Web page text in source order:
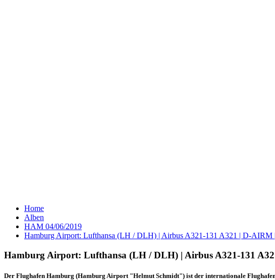
Home
Alben
HAM 04/06/2019
Hamburg Airport: Lufthansa (LH / DLH) | Airbus A321-131 A321 | D-AIRM
Hamburg Airport: Lufthansa (LH / DLH) | Airbus A321-131
Der Flughafen Hamburg (Hamburg Airport "Helmut Schmidt") ist der internationale